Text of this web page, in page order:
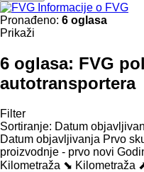
Informacije o FVG
Pronađeno: 6 oglasa
Prikaži
6 oglasa: FVG
autotransportera
Filter
Sortiranje: Datum
Datum objavljivanja Prvo
proizvodnje - prvo novi
Kilometraža ⬊ Kilometraža